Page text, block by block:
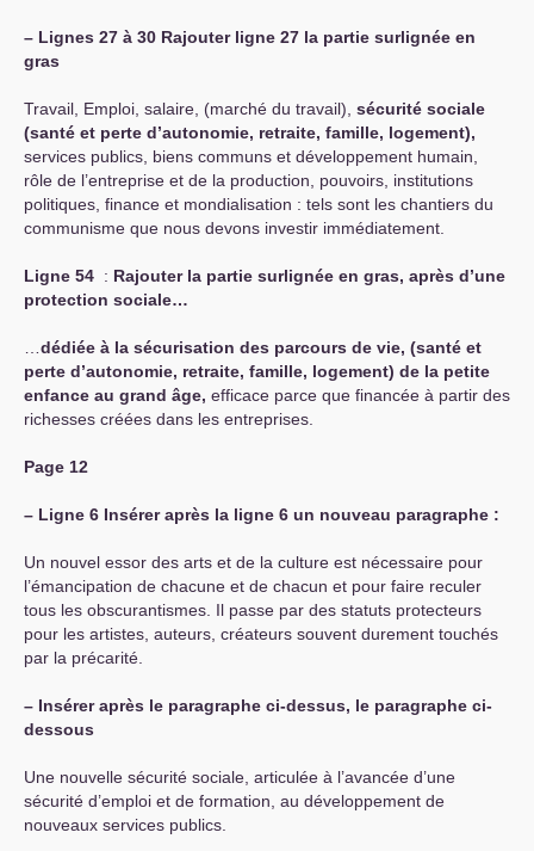
– Lignes 27 à 30 Rajouter ligne 27 la partie surlignée en
gras
Travail, Emploi, salaire, (marché du travail), sécurité sociale
(santé et perte d’autonomie, retraite, famille, logement),
services publics, biens communs et développement humain,
rôle de l’entreprise et de la production, pouvoirs, institutions
politiques, finance et mondialisation : tels sont les chantiers du
communisme que nous devons investir immédiatement.
Ligne 54 : Rajouter la partie surlignée en gras, après d’une
protection sociale…
dédiée à la sécurisation des parcours de vie, (santé et
perte d’autonomie, retraite, famille, logement) de la petite
enfance au grand âge, efficace parce que financée à partir des
richesses créées dans les entreprises.
Page 12
– Ligne 6 Insérer après la ligne 6 un nouveau paragraphe :
Un nouvel essor des arts et de la culture est nécessaire pour
l’émancipation de chacune et de chacun et pour faire reculer
tous les obscurantismes. Il passe par des statuts protecteurs
pour les artistes, auteurs, créateurs souvent durement touchés
par la précarité.
– Insérer après le paragraphe ci-dessus, le paragraphe ci-
dessous
Une nouvelle sécurité sociale, articulée à l’avancée d’une
sécurité d’emploi et de formation, au développement de
nouveaux services publics.